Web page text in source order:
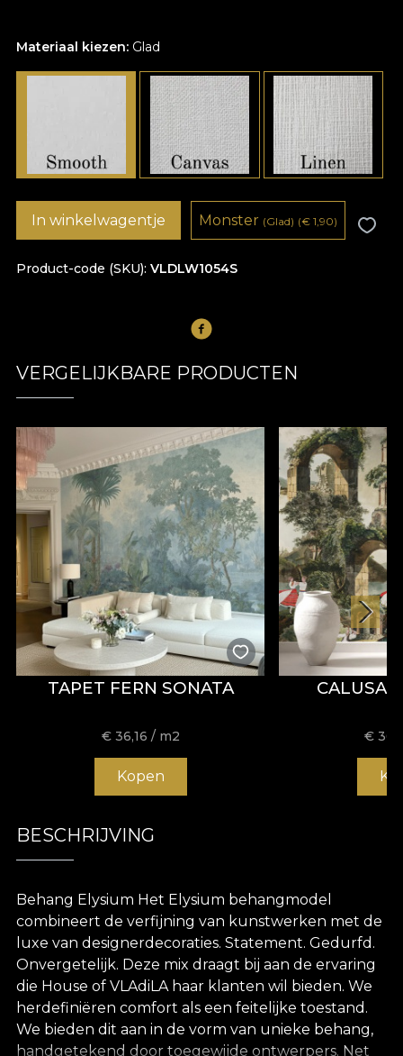
Materiaal kiezen: Glad
Product-code (SKU) VLDLW1054S
In winkelwagentje Monster (Glad) (€ 1,90)
VERGELIJKBARE PRODUCTEN
TAPET FERN SONATA
€ 36,16 / m2
Kopen
€
BESCHRIJVING
Behang Elysium Het Elysium behangmodel
combineert de verfijning van kunstwerken met de
luxe van designerdecoraties. Statement. Gedurfd.
Onvergetelijk. Deze mix draagt bij aan de ervaring
die House of VLAdiLA haar klanten wil bieden. We
herdefiniëren comfort als een feitelijke toestand.
We bieden dit aan in de vorm van unieke behang,
handgetekend door toegewijde ontwerpers. Net